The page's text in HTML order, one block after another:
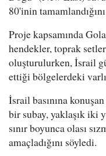
80'inin
Proje kapsamında
hendekler, toprak
oluşturulurken, İsrail
ettiği bölgelerdeki
İsrail basınına
bir subay, yaklaşık iki
sınır boyunca olası
amaçladığını söyledi.